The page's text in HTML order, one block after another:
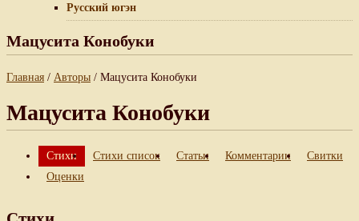
Русский югэн
Мацусита Конобуки
Главная / Авторы / Мацусита Конобуки
Мацусита Конобуки
Стихи Стихи список Статьи Комментарии
Свитки
Оценки